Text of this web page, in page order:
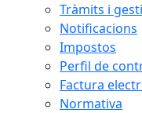
Tràmits i
Notificacions
Impostos
Perfil de
Factura
Normativa